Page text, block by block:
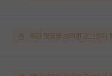
해당 댓글을 보려면 로그인이